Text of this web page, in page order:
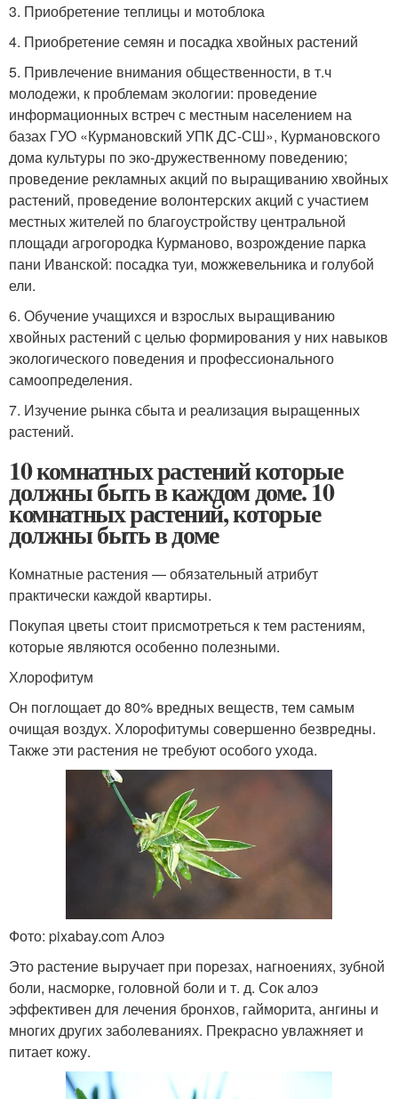
3. Приобретение теплицы и мотоблока
4. Приобретение семян и посадка хвойных растений
5. Привлечение внимания общественности, в т.ч
молодежи, к проблемам экологии: проведение
информационных встреч с местным населением на
базах ГУО «Курмановский УПК ДС-СШ», Курмановского
дома культуры по эко-дружественному поведению;
проведение рекламных акций по выращиванию хвойных
растений, проведение волонтерских акций с участием
местных жителей по благоустройству центральной
площади агрогородка Курманово, возрождение парка
пани Иванской: посадка туи, можжевельника и голубой
ели.
6. Обучение учащихся и взрослых выращиванию
хвойных растений с целью формирования у них навыков
экологического поведения и профессионального
самоопределения.
7. Изучение рынка сбыта и реализация выращенных
растений.
10 комнатных растений которые
должны быть в каждом доме. 10
комнатных растений, которые
должны быть в доме
Комнатные растения — обязательный атрибут
практически каждой квартиры.
Покупая цветы стоит присмотреться к тем растениям,
которые являются особенно полезными.
Хлорофитум
Он поглощает до 80% вредных веществ, тем самым
очищая воздух. Хлорофитумы совершенно безвредны.
Также эти растения не требуют особого ухода.
Фото: pixabay.com Алоэ
Это растение выручает при порезах, нагноениях, зубной
боли, насморке, головной боли и т. д. Сок алоэ
эффективен для лечения бронхов, гайморита, ангины и
многих других заболеваниях. Прекрасно увлажняет и
питает кожу.